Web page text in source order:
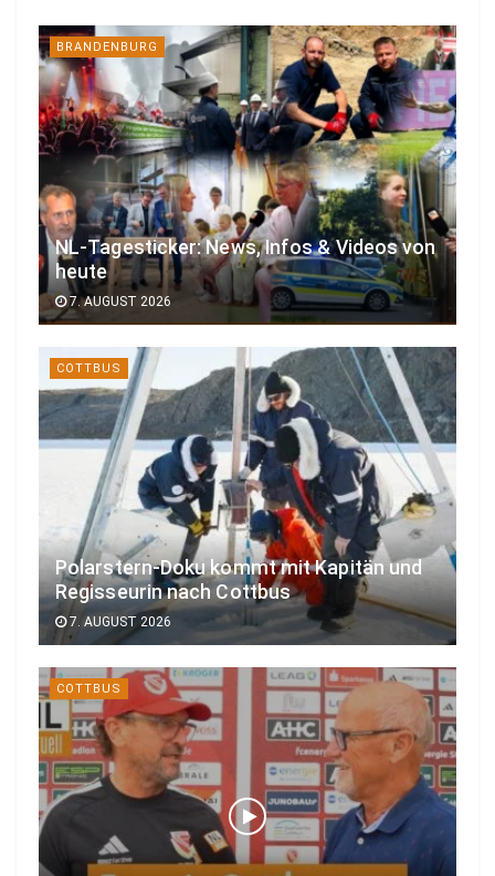
BRANDENBURG
NL-Tagesticker: News, Infos & Videos von
heute
7. AUGUST 2026
COTTBUS
Polarstern-Doku kommt mit Kapitän und
Regisseurin nach Cottbus
7. AUGUST 2026
COTTBUS